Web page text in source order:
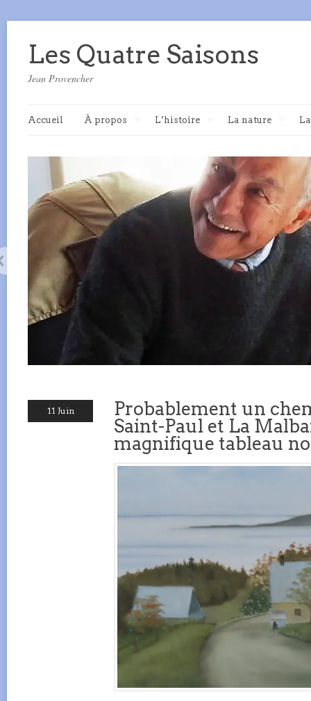
Les Quatre Saisons
Jean Provencher
Accueil À propos L’histoire La nature
11 Juin
Probablement un
Saint-Paul et La
magnifique tableau